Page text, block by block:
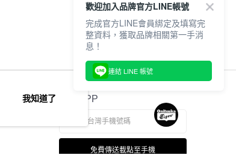
官方APP
免費傳送載點至手機
我知道了
歡迎加入品牌官方LINE帳號
完成官方LINE會員綁定及填寫完
整資料，獲取品牌相關第一手消
息！
連結 LINE 帳號